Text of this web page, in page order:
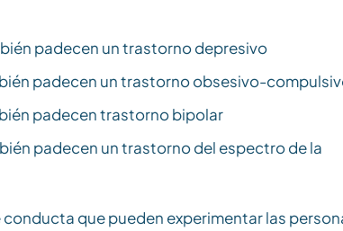
padecen un trastorno depresivo
padecen un trastorno obsesivo-
padecen trastorno bipolar
padecen un trastorno del espectro de la
que pueden experimentar las